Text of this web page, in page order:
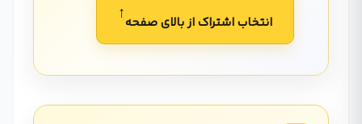
انتخاب اشتراک از بالای صفحه↑